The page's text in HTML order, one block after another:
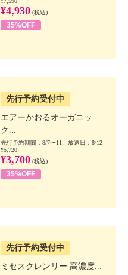
¥4,930 (税込)
35%OFF
先行予約受付中
エアーかおるオーガニッ
ク...
先行予約期間：8/7〜11 放送日：8/12
¥5,720
¥3,700 (税込)
35%OFF
先行予約受付中
ミセスクレンリー 高濃度...